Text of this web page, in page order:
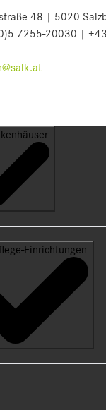
48 | 5020
7255-20030 |
Einrichtungen